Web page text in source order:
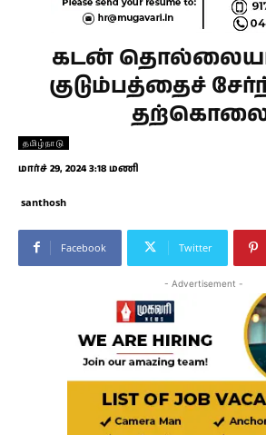
கடன்
குடும்பத்தைச்
தமிழ்நாடு
மார்ச் 29, 2024 3:18 மணி
santhosh
Facebook Twitter
- Advertisement -